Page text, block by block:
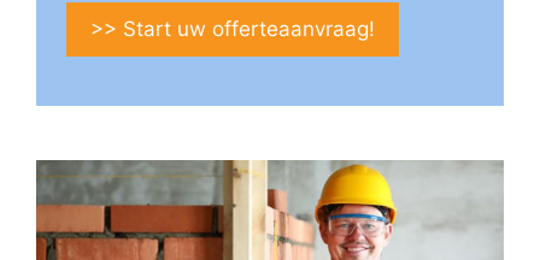
>> Start uw offerteaanvraag!